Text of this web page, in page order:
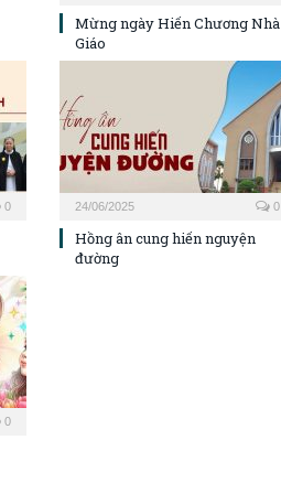
Mừng ngày Hiến Chương Nhà
Giáo
0 24/06/2025 0
Hồng ân cung hiến nguyện
đường
0